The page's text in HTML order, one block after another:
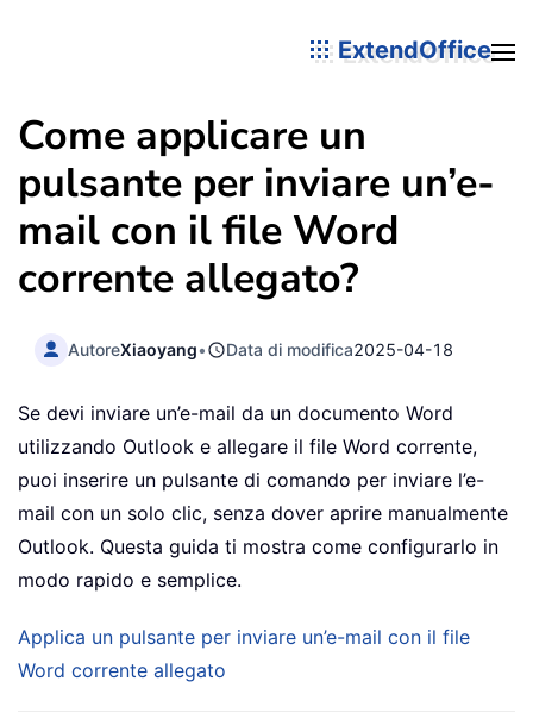
ExtendOffice
Come applicare un
pulsante per inviare un’e-
mail con il file Word
corrente allegato?
AutoreXiaoyang• Data di modifica2025-04-18
Se devi inviare un’e-mail da un documento Word
utilizzando Outlook e allegare il file Word corrente,
puoi inserire un pulsante di comando per inviare l’e-
mail con un solo clic, senza dover aprire manualmente
Outlook. Questa guida ti mostra come configurarlo in
modo rapido e semplice.
Applica un pulsante per inviare un’e-mail con il file
Word corrente allegato